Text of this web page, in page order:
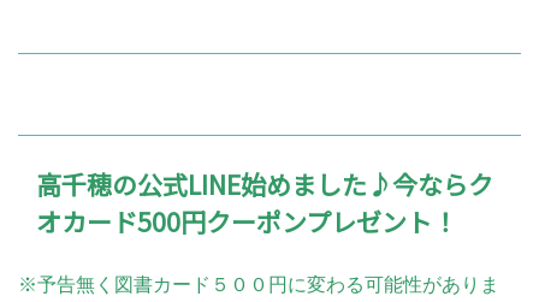
高千穂の公式LINE始めました♪今ならク
オカード500円クーポンプレゼント！
※予告無く図書カード５００円に変わる可能性がありま